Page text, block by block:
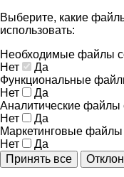
Выберите, какие
использовать:
Необходимые файлы
Нет
Да
Функциональные
Нет
Да
Аналитические файлы
Нет
Да
Маркетинговые
Нет
Да
Принять все